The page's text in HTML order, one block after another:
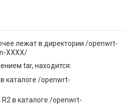
лежат в директории /openwrt-
XXXX/
tar, находится:
каталоге /openwrt-
R2 в каталоге /openwrt-